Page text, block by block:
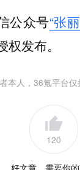
公众号“张
发布。
本人，36氪平台仅
120
好文章，需要你